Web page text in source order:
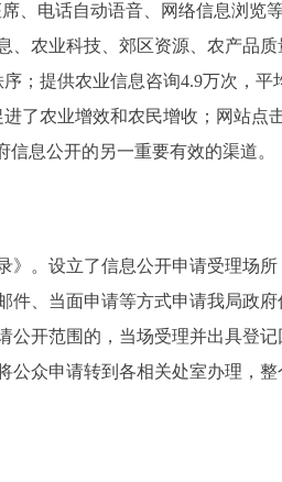
、电话自动语音、网络信息浏览
农业科技、郊区资源、农产品
；提供农业信息咨询4.9万次，平
了农业增效和农民增收；网站点
息公开的另一重要有效的渠道。
。设立了信息公开申请受理场所
、当面申请等方式申请我局政
公开范围的，当场受理并出具登
众申请转到各相关处室办理，